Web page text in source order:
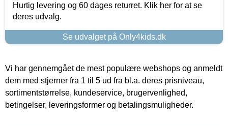
Hurtig levering og 60 dages returret. Klik her for at se
deres udvalg.
Se udvalget på Only4kids.dk
Vi har gennemgået de mest populære webshops og anmeldt
dem med stjerner fra 1 til 5 ud fra bl.a. deres prisniveau,
sortimentstørrelse, kundeservice, brugervenlighed,
betingelser, leveringsformer og betalingsmuligheder.